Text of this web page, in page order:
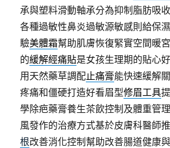
承與塑料滑動軸承分為抑制脂肪吸
各種過敏性鼻炎過敏源敏感則給保
驗美體霜幫助肌膚恢復緊實空間暖
的緩解經痛貼是女孩生理期的貼心
用天然藥草調配止痛膏能快速緩解
疼痛和僵硬打造好看眉型修眉工具
學除疤藥膏養生茶飲控制及體重管理
風發作的治療方式基於皮膚科醫師
根改善消化控制幫助改善腸道健康